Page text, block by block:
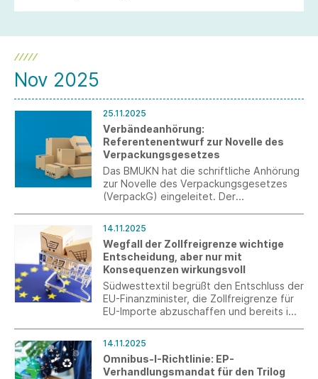
Nov 2025
25.11.2025
Verbändeanhörung:
Referentenentwurf zur Novelle des
Verpackungsgesetzes
Das BMUKN hat die schriftliche Anhörung
zur Novelle des Verpackungsgesetzes
(VerpackG) eingeleitet. Der
Herstellerverordnung, neue
Recyclingquoten und sieht erhebliche
finanzielle Neubelastungen der
Unternehmen vor.
14.11.2025
Wegfall der Zollfreigrenze wichtige
Entscheidung, aber nur mit
Konsequenzen wirkungsvoll
Südwesttextil begrüßt den Entschluss der
EU-Finanzminister, die Zollfreigrenze für
EU-Importe abzuschaffen und bereits im
EU-Standards unterlaufende Importe
braucht aber weitere Maßnahmen.
14.11.2025
Omnibus-I-Richtlinie: EP-
Verhandlungsmandat für den Trilog